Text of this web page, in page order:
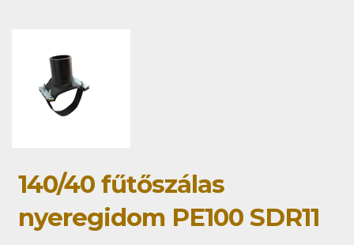
140/40 fűtőszálas
nyeregidom PE100 SDR11